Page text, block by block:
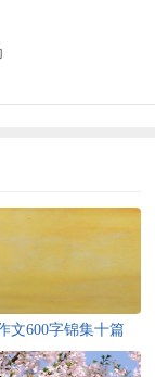
文600字锦集十篇